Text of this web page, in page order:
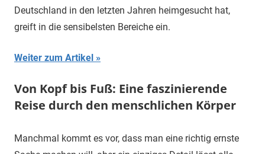
Deutschland in den letzten Jahren heimgesucht hat,
greift in die sensibelsten Bereiche ein.
Weiter zum Artikel
Von Kopf bis Fuß: Eine faszinierende
Reise durch den menschlichen Körper
Manchmal kommt es vor, dass man eine richtig ernste